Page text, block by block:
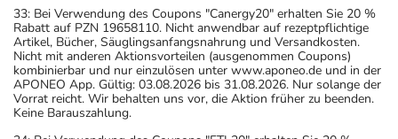
33: Bei Verwendung des Coupons "Canergy20" erhalten Sie 20 %
Rabatt auf PZN 19658110. Nicht anwendbar auf rezeptpflichtige
Artikel, Bücher, Säuglingsanfangsnahrung und Versandkosten.
Nicht mit anderen Aktionsvorteilen (ausgenommen Coupons)
kombinierbar und nur einzulösen unter www.aponeo.de und in der
APONEO App. Gültig: 03.08.2026 bis 31.08.2026. Nur solange der
Vorrat reicht. Wir behalten uns vor, die Aktion früher zu beenden.
Keine Barauszahlung.